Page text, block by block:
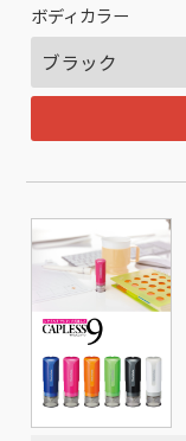
ボディカラー